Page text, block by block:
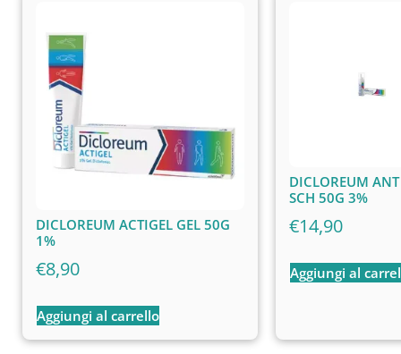
DICLOREUM ACTIGEL GEL 50G
1%
€8,90
Aggiungi al carrello
DICLOREUM
SCH 50G 3%
€14,90
Aggiungi al